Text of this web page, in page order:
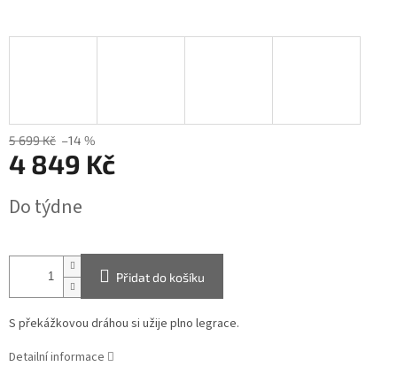
5 699 Kč –14 %
4 849 Kč
cena:
Do týdne
Přidat do košíku
S překážkovou dráhou si užije plno legrace.
Detailní informace